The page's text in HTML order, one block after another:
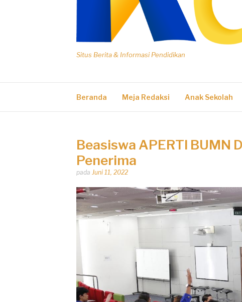
Situs Berita & Informasi Pendidikan
Beranda Meja Redaksi Anak Sekolah
Beasiswa APERTI BUMN
Penerima
Dipos
Dhirga
Erlangga
pada Juni 11, 2022